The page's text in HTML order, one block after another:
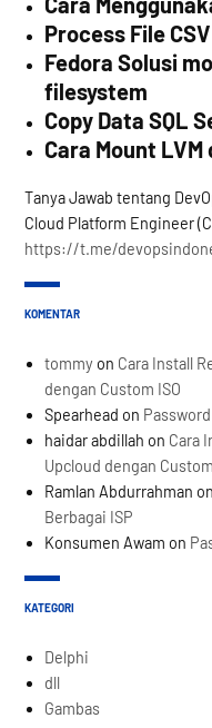
Process File
Fedora Solusi
filesystem
Copy Data SQL
Cara Mount
Tanya Jawab tentang
Cloud Platform Engineer
https://t.me/
KOMENTAR
tommy on Cara Install
dengan Custom ISO
Spearhead on
haidar abdillah on Cara
Upcloud dengan
Ramlan Abdurrahman on
Berbagai ISP
Konsumen Awam on
KATEGORI
Delphi
dll
Gambas